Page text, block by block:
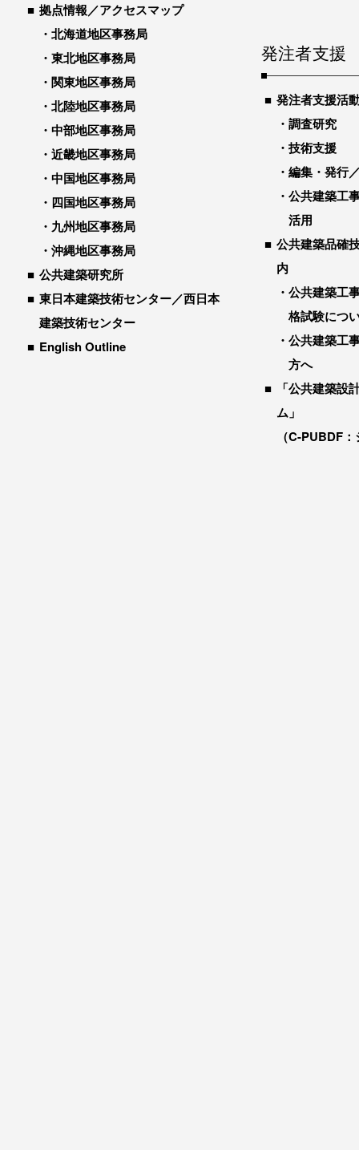
拠点情報／アクセスマップ
北海道地区事務局
東北地区事務局
関東地区事務局
北陸地区事務局
中部地区事務局
近畿地区事務局
中国地区事務局
四国地区事務局
九州地区事務局
沖縄地区事務局
公共建築研究所
東日本建築技術センター／西日本
建築技術センター
English Outline
発注者支援
発注者支援活
調査研究
技術支援
編集・発行
公共建築工
活用
公共建築品確
内
公共建築工
格試験につ
公共建築工
方へ
「公共建築設
ム」
（C-PUBDF